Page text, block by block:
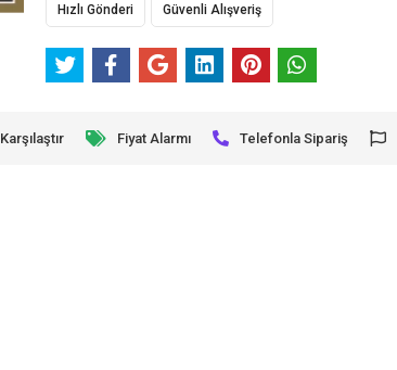
Hızlı Gönderi Güvenli Alışveriş
Karşılaştır Fiyat Alarmı Telefonla Sipariş